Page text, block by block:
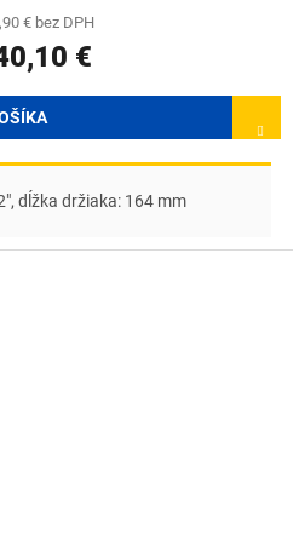
O
€ bez DPH
€
dĺžka držiaka: 164 mm